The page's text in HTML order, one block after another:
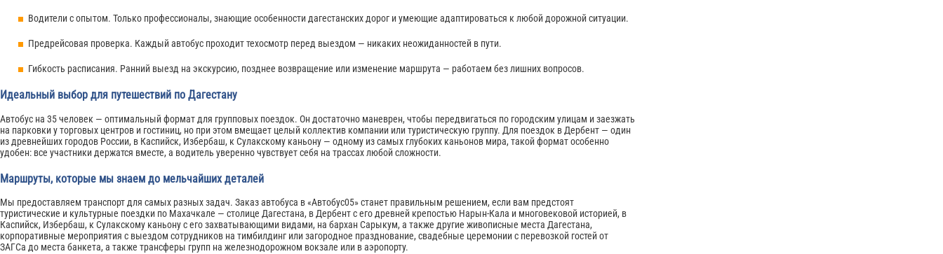
Водители с опытом. Только профессионалы, знающие особенности дагестанских дорог и умеющие адаптироваться к любой дорожной ситуации.
Предрейсовая проверка. Каждый автобус проходит техосмотр перед выездом — никаких неожиданностей в пути.
Гибкость расписания. Ранний выезд на экскурсию, позднее возвращение или изменение маршрута — работаем без лишних вопросов.
Идеальный выбор для путешествий по Дагестану
Автобус на 35 человек — оптимальный формат для групповых поездок. Он достаточно маневрен, чтобы передвигаться по городским улицам и заезжать
на парковки у торговых центров и гостиниц, но при этом вмещает целый коллектив компании или туристическую группу. Для поездок в Дербент — один
из древнейших городов России, в Каспийск, Избербаш, к Сулакскому каньону — одному из самых глубоких каньонов мира, такой формат особенно
удобен: все участники держатся вместе, а водитель уверенно чувствует себя на трассах любой сложности.
Маршруты, которые мы знаем до мельчайших деталей
Мы предоставляем транспорт для самых разных задач. Заказ автобуса в «Автобус05» станет правильным решением, если вам предстоят
туристические и культурные поездки по Махачкале — столице Дагестана, в Дербент с его древней крепостью Нарын-Кала и многовековой историей, в
Каспийск, Избербаш, к Сулакскому каньону с его захватывающими видами, на бархан Сарыкум, а также другие живописные места Дагестана,
корпоративные мероприятия с выездом сотрудников на тимбилдинг или загородное празднование, свадебные церемонии с перевозкой гостей от
ЗАГСа до места банкета, а также трансферы групп на железнодорожном вокзале или в аэропорту.